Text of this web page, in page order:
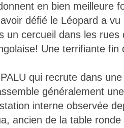
en bien meilleure
défié le Léopard a
un cercueil dans les rues
Une terrifiante fin
qui recrute dans
généralement
interne observée
ancien de la table